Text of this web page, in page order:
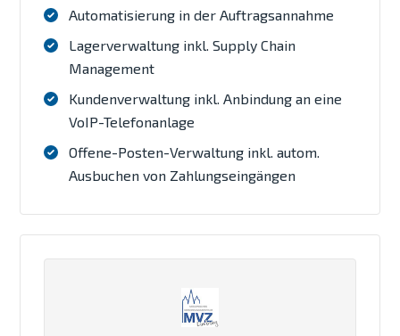
Automatisierung in der Auftragsannahme
Lagerverwaltung inkl. Supply Chain
Management
Kundenverwaltung inkl. Anbindung an eine
VoIP-Telefonanlage
Offene-Posten-Verwaltung inkl. autom.
Ausbuchen von Zahlungseingängen